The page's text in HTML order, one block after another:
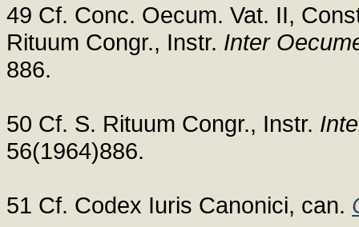
49 Cf. Conc. Oecum. Vat. II,
Rituum Congr., Instr. Inter
886.
50 Cf. S. Rituum Congr., Instr.
56(1964)886.
51 Cf. Codex Iuris Canonici, can.